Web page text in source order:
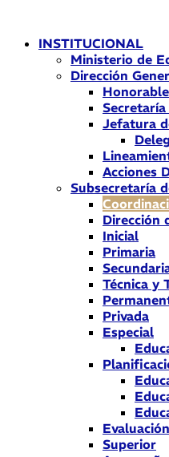
contenidoINSTITUCIONAL
Ministerio de
Dirección
Jefatura
Acciones
Subsecretaría
Dirección
Inicial
Primaria
Técnica y
Privada
Especial
Superior